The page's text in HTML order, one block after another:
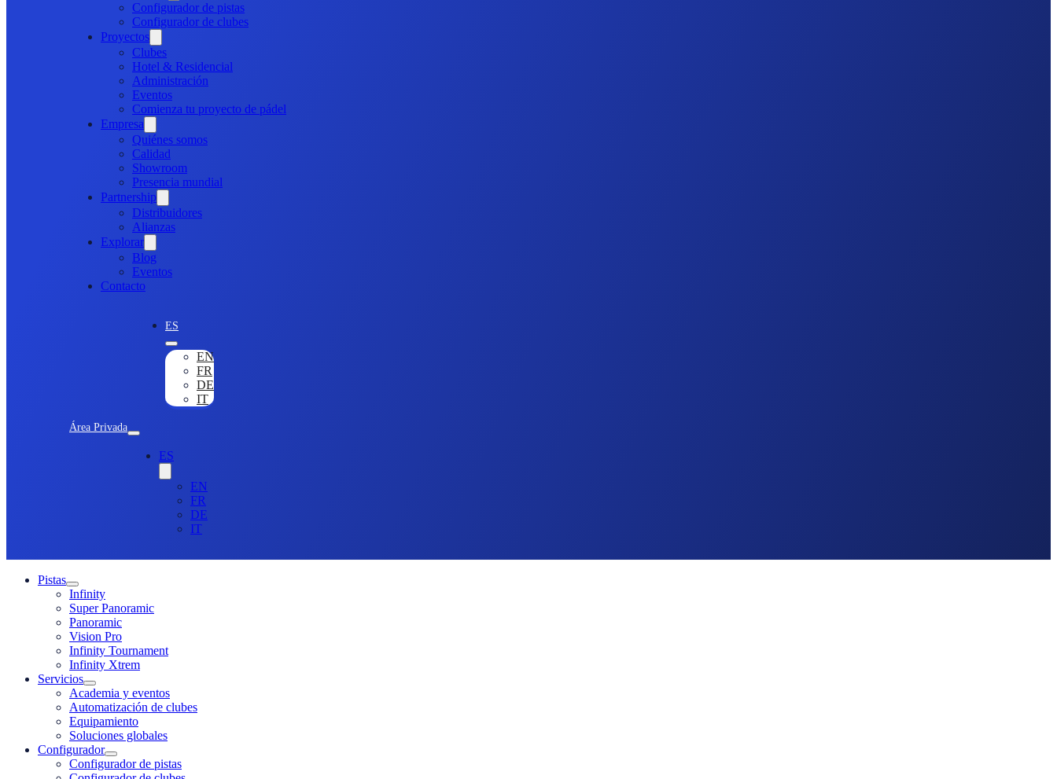
Configurador de pistas
Configurador de clubes
Proyectos
Clubes
Hotel & Residencial
Administración
Eventos
Comienza tu proyecto de pádel
Empresa
Quiénes somos
Calidad
Showroom
Presencia mundial
Partnership
Distribuidores
Alianzas
Explorar
Blog
Eventos
Contacto
Área Privada
ES
EN
FR
DE
IT
ES
EN
FR
DE
IT
Pistas
Infinity
Super Panoramic
Panoramic
Vision Pro
Infinity Tournament
Infinity Xtrem
Servicios
Academia y eventos
Automatización de clubes
Equipamiento
Soluciones globales
Configurador
Configurador de pistas